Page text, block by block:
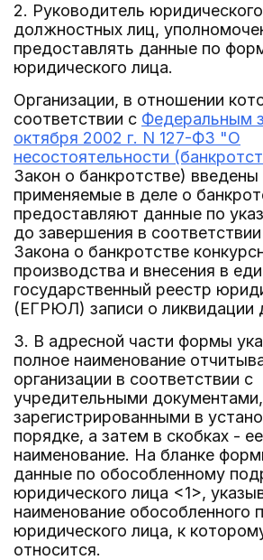
2. Руководитель
должностных лиц,
предоставлять данные по
юридического лица.
Организации, в отношении
соответствии с Федеральным
октября 2002 г. N 127-ФЗ "О
несостоятельности
Закон о банкротстве)
применяемые в деле о
предоставляют данные по
до завершения в
Закона о банкротстве
производства и внесения в
государственный реестр
(ЕГРЮЛ) записи о ликвидации
3. В адресной части формы
полное наименование
организации в соответствии с
учредительными документами,
зарегистрированными в
порядке, а затем в скобках -
наименование. На бланке
данные по обособленному
юридического лица <1>,
наименование обособленного
юридического лица, к
относится.